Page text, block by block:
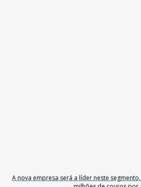
A nova empresa será a líder neste